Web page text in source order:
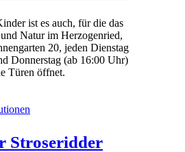
ist es auch, für die das
Natur im Herzogenried,
20, jeden Dienstag
Donnerstag (ab 16:00 Uhr)
Türen öffnet.
Stroseridder